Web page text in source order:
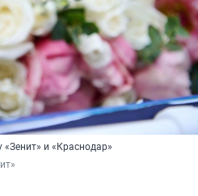
и «Краснодар»